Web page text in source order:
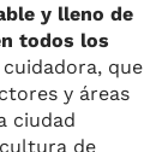
y lleno de
todos los
que
y áreas
ciudad
de